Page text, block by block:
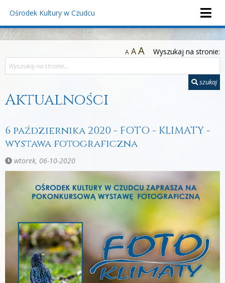
Ośrodek Kultury w Czudcu
A AA Wyszukaj na stronie:
szukaj
Aktualności
6 października 2020 - FOTO - KLIMATY -
wystawa fotograficzna
wtorek, 06-10-2020